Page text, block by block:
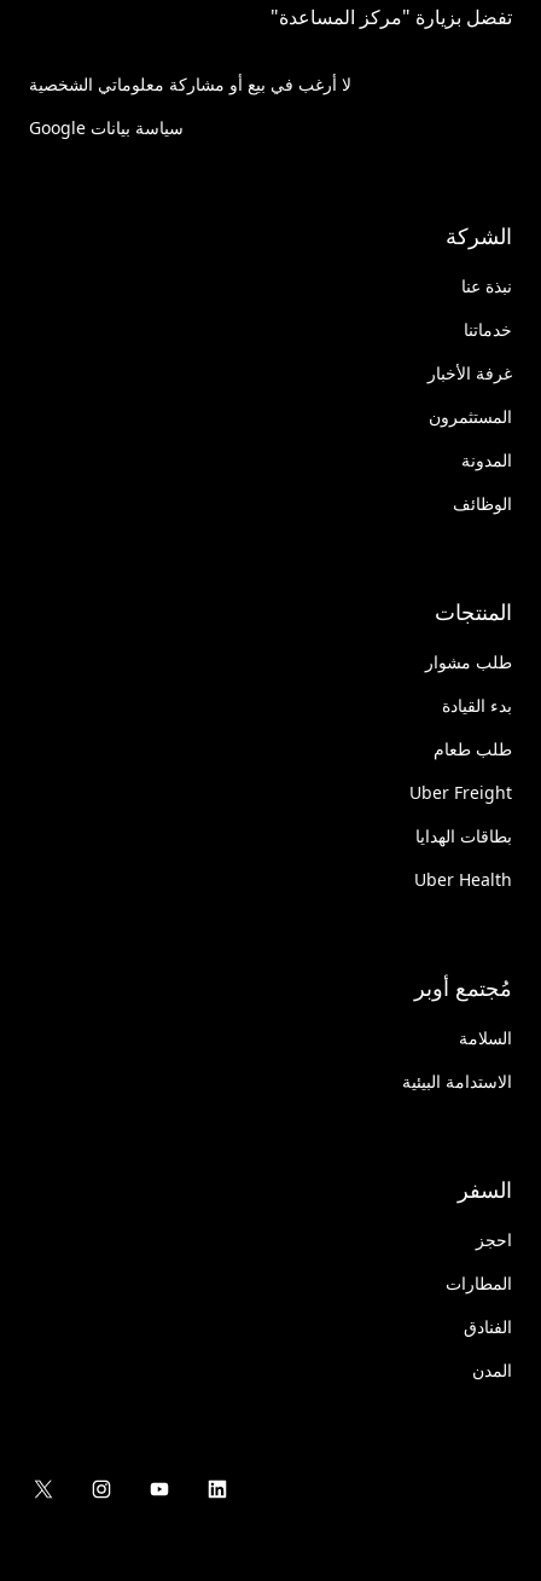
تفضل بزيارة "مركز المساعدة"
لا أرغب في بيع أو مشاركة معلوماتي الشخصية
سياسة بيانات Google
الشركة
نبذة عنا
خدماتنا
غرفة الأخبار
المستثمرون
المدونة
الوظائف
المنتجات
طلب مشوار
بدء القيادة
طلب طعام
Uber Freight
بطاقات الهدايا
Uber Health
مُجتمع أوبر
السلامة
الاستدامة البيئية
السفر
احجز
المطارات
الفنادق
المدن